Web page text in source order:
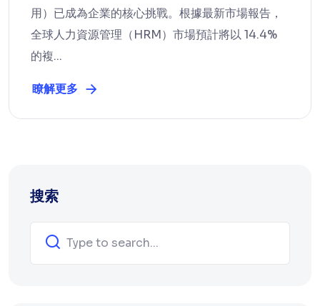
用）已成為企業的核心挑戰。根據最新市場報告，
全球人力資源管理（HRM）市場預計將以 14.4%
的複...
瞭解更多
搜索